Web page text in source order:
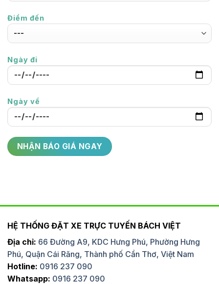
Điểm đến
Ngày đi
Ngày về
HỆ THỐNG ĐẶT XE TRỰC TUYẾN BÁCH VIỆT
Địa chỉ: 66 Đường A9, KDC Hưng Phú, Phường Hưng
Phú, Quận Cái Răng, Thành phố Cần Thơ, Việt Nam
Hotline: 0916 237 090
Whatsapp: 0916 237 090